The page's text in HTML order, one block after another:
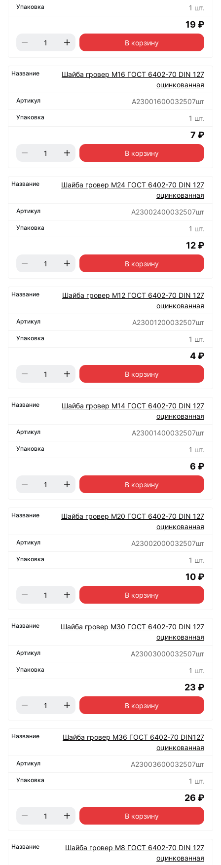
1 шт.
19 ₽
В корзину
Шайба гровер М16 ГОСТ 6402-70 DIN 127
оцинкованная
А23001600032507шт
1 шт.
7 ₽
В корзину
Шайба гровер М24 ГОСТ 6402-70 DIN 127
оцинкованная
А23002400032507шт
1 шт.
12 ₽
В корзину
Шайба гровер М12 ГОСТ 6402-70 DIN 127
оцинкованная
А23001200032507шт
1 шт.
4 ₽
В корзину
Шайба гровер М14 ГОСТ 6402-70 DIN 127
оцинкованная
А23001400032507шт
1 шт.
6 ₽
В корзину
Шайба гровер М20 ГОСТ 6402-70 DIN 127
оцинкованная
А23002000032507шт
1 шт.
10 ₽
В корзину
Шайба гровер М30 ГОСТ 6402-70 DIN 127
оцинкованная
А23003000032507шт
1 шт.
23 ₽
В корзину
Шайба гровер М36 ГОСТ 6402-70 DIN127
оцинкованная
А23003600032507шт
1 шт.
26 ₽
В корзину
Шайба гровер М8 ГОСТ 6402-70 DIN 127
оцинкованная